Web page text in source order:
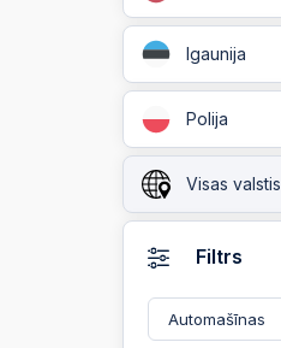
Igaunija
Polija
Visas valstis
Filtrs